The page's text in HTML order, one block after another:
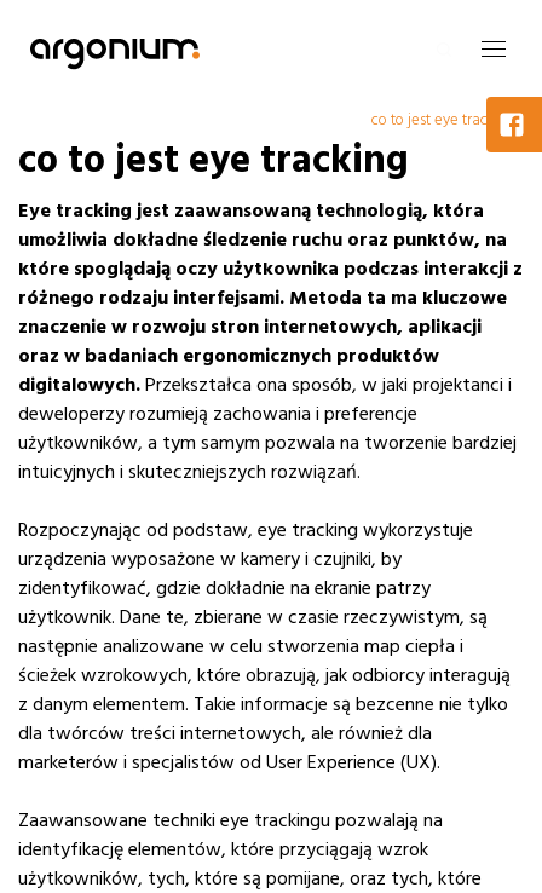
co to jest eye tracking
co to jest eye tracking
Eye tracking jest zaawansowaną technologią, która
umożliwia dokładne śledzenie ruchu oraz punktów, na
które spoglądają oczy użytkownika podczas interakcji z
różnego rodzaju interfejsami. Metoda ta ma kluczowe
znaczenie w rozwoju stron internetowych, aplikacji
oraz w badaniach ergonomicznych produktów
digitalowych.Przekształca ona sposób, w jaki projektanci i
deweloperzy rozumieją zachowania i preferencje
użytkowników, a tym samym pozwala na tworzenie bardziej
intuicyjnych i skuteczniejszych rozwiązań.
Rozpoczynając od podstaw, eye tracking wykorzystuje
urządzenia wyposażone w kamery i czujniki, by
zidentyfikować, gdzie dokładnie na ekranie patrzy
użytkownik. Dane te, zbierane w czasie rzeczywistym, są
następnie analizowane w celu stworzenia map ciepła i
ścieżek wzrokowych, które obrazują, jak odbiorcy interagują
z danym elementem. Takie informacje są bezcenne nie tylko
dla twórców treści internetowych, ale również dla
marketerów i specjalistów od User Experience (UX).
Zaawansowane techniki eye trackingu pozwalają na
identyfikację elementów, które przyciągają wzrok
użytkowników, tych, które są pomijane, oraz tych, które